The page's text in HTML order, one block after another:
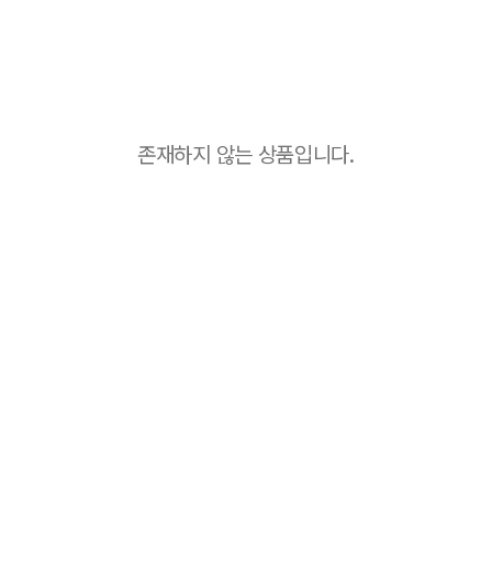
존재하지 않는 상품입니다.